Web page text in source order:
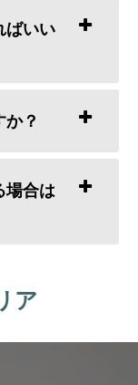
ばいい
？
場合は
ア